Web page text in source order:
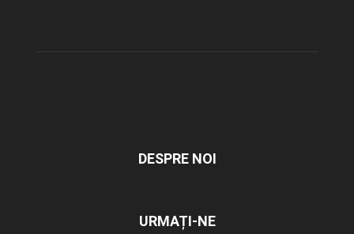
DESPRE NOI
URMAȚI-NE